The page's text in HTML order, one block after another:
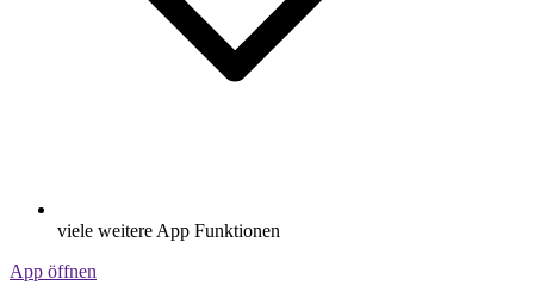
viele weitere App Funktionen
App öffnen